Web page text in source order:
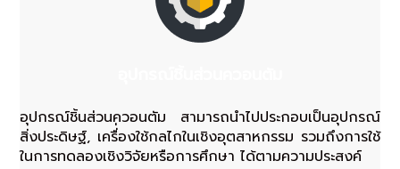
อุปกรณ์ชิ้นส่วนควอนตัม สามารถนําไปประกอบเป็นอุปกรณ์
สิ่งประดิษฐ์, เครื่่องใช้กลไกในเชิงอุตสาหกรรม รวมถึงการใช้
ในการทดลองเชิงวิจัยหรือการศึกษา ได้ตามความประสงค์